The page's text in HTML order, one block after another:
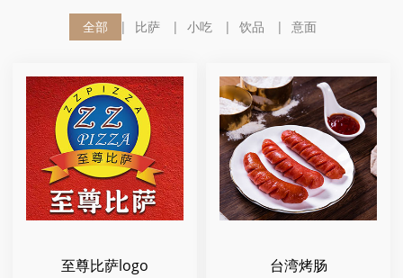
全部 比萨 小吃 饮品 意面
至尊比萨logo 台湾烤肠